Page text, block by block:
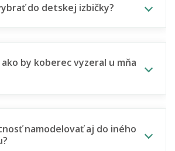
do detskej izbičky?
by koberec vyzeral u mňa
namodelovať aj do iného